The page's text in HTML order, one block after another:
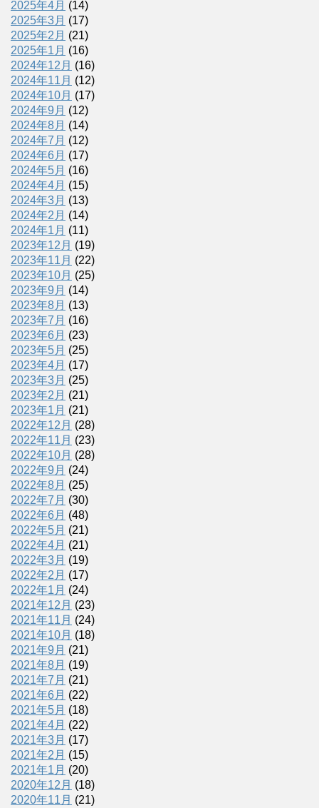
2025年4月 (14)
2025年3月 (17)
2025年2月 (21)
2025年1月 (16)
2024年12月 (16)
2024年11月 (12)
2024年10月 (17)
2024年9月 (12)
2024年8月 (14)
2024年7月 (12)
2024年6月 (17)
2024年5月 (16)
2024年4月 (15)
2024年3月 (13)
2024年2月 (14)
2024年1月 (11)
2023年12月 (19)
2023年11月 (22)
2023年10月 (25)
2023年9月 (14)
2023年8月 (13)
2023年7月 (16)
2023年6月 (23)
2023年5月 (25)
2023年4月 (17)
2023年3月 (25)
2023年2月 (21)
2023年1月 (21)
2022年12月 (28)
2022年11月 (23)
2022年10月 (28)
2022年9月 (24)
2022年8月 (25)
2022年7月 (30)
2022年6月 (48)
2022年5月 (21)
2022年4月 (21)
2022年3月 (19)
2022年2月 (17)
2022年1月 (24)
2021年12月 (23)
2021年11月 (24)
2021年10月 (18)
2021年9月 (21)
2021年8月 (19)
2021年7月 (21)
2021年6月 (22)
2021年5月 (18)
2021年4月 (22)
2021年3月 (17)
2021年2月 (15)
2021年1月 (20)
2020年12月 (18)
2020年11月 (21)